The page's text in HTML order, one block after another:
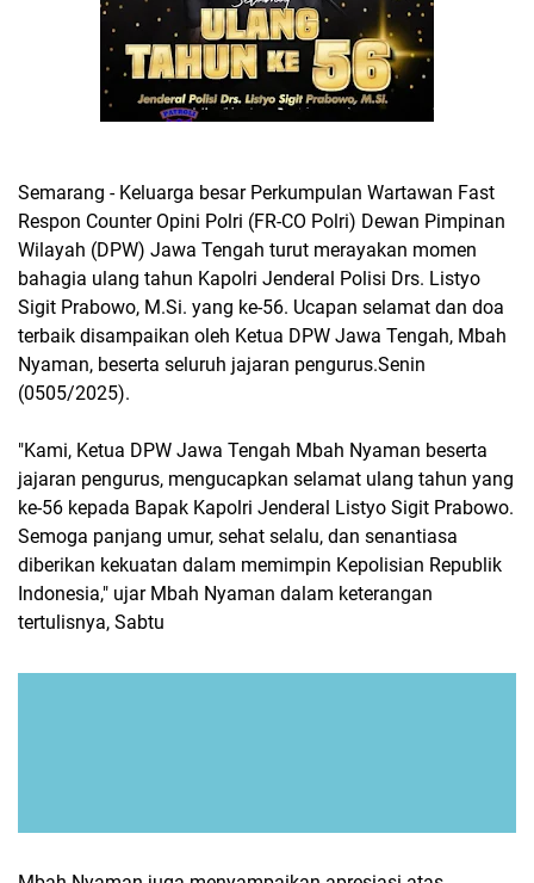
Semarang - Keluarga besar Perkumpulan Wartawan Fast
Respon Counter Opini Polri (FR-CO Polri) Dewan Pimpinan
Wilayah (DPW) Jawa Tengah turut merayakan momen
bahagia ulang tahun Kapolri Jenderal Polisi Drs. Listyo
Sigit Prabowo, M.Si. yang ke-56. Ucapan selamat dan doa
terbaik disampaikan oleh Ketua DPW Jawa Tengah, Mbah
Nyaman, beserta seluruh jajaran pengurus.Senin
(0505/2025).
"Kami, Ketua DPW Jawa Tengah Mbah Nyaman beserta
jajaran pengurus, mengucapkan selamat ulang tahun yang
ke-56 kepada Bapak Kapolri Jenderal Listyo Sigit Prabowo.
Semoga panjang umur, sehat selalu, dan senantiasa
diberikan kekuatan dalam memimpin Kepolisian Republik
Indonesia," ujar Mbah Nyaman dalam keterangan
tertulisnya, Sabtu